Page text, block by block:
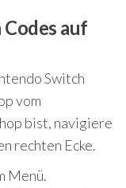
auf
Switch
vom
bist, navigiere
rechten Ecke.
Menü.